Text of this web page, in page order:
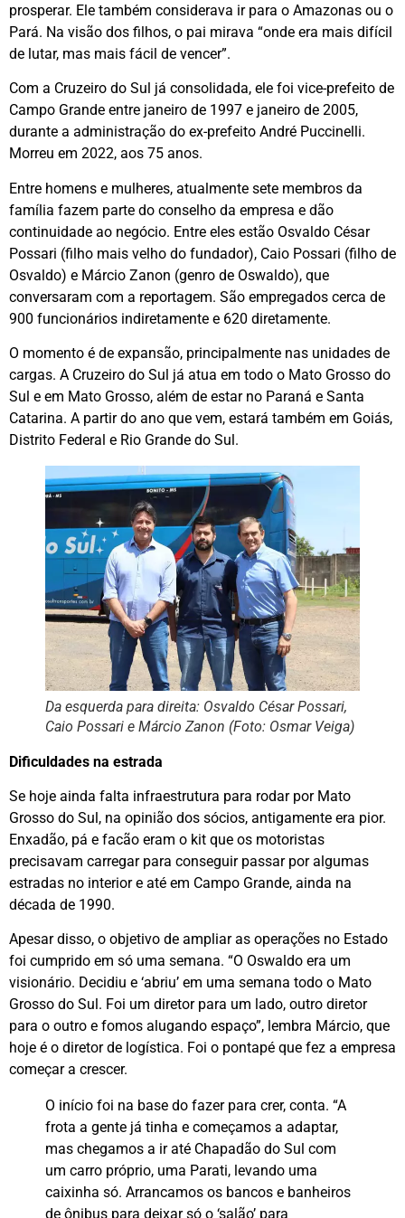
prosperar. Ele também considerava ir para o Amazonas ou o
Pará. Na visão dos filhos, o pai mirava “onde era mais difícil
de lutar, mas mais fácil de vencer”.
Com a Cruzeiro do Sul já consolidada, ele foi vice-prefeito de
Campo Grande entre janeiro de 1997 e janeiro de 2005,
durante a administração do ex-prefeito André Puccinelli.
Morreu em 2022, aos 75 anos.
Entre homens e mulheres, atualmente sete membros da
família fazem parte do conselho da empresa e dão
continuidade ao negócio. Entre eles estão Osvaldo César
Possari (filho mais velho do fundador), Caio Possari (filho de
Osvaldo) e Márcio Zanon (genro de Oswaldo), que
conversaram com a reportagem. São empregados cerca de
900 funcionários indiretamente e 620 diretamente.
O momento é de expansão, principalmente nas unidades de
cargas. A Cruzeiro do Sul já atua em todo o Mato Grosso do
Sul e em Mato Grosso, além de estar no Paraná e Santa
Catarina. A partir do ano que vem, estará também em Goiás,
Distrito Federal e Rio Grande do Sul.
Da esquerda para direita: Osvaldo César Possari,
Caio Possari e Márcio Zanon (Foto: Osmar Veiga)
Dificuldades na estrada
Se hoje ainda falta infraestrutura para rodar por Mato
Grosso do Sul, na opinião dos sócios, antigamente era pior.
Enxadão, pá e facão eram o kit que os motoristas
precisavam carregar para conseguir passar por algumas
estradas no interior e até em Campo Grande, ainda na
década de 1990.
Apesar disso, o objetivo de ampliar as operações no Estado
foi cumprido em só uma semana. “O Oswaldo era um
visionário. Decidiu e ‘abriu’ em uma semana todo o Mato
Grosso do Sul. Foi um diretor para um lado, outro diretor
para o outro e fomos alugando espaço”, lembra Márcio, que
hoje é o diretor de logística. Foi o pontapé que fez a empresa
começar a crescer.
O início foi na base do fazer para crer, conta. “A
frota a gente já tinha e começamos a adaptar,
mas chegamos a ir até Chapadão do Sul com
um carro próprio, uma Parati, levando uma
caixinha só. Arrancamos os bancos e banheiros
de ônibus para deixar só o ‘salão’ para